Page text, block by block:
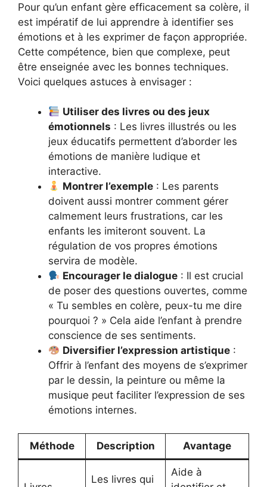
Pour qu’un enfant gère efficacement sa colère, il
est impératif de lui apprendre à identifier ses
émotions et à les exprimer de façon appropriée.
Cette compétence, bien que complexe, peut
être enseignée avec les bonnes techniques.
Voici quelques astuces à envisager :
Utiliser des livres ou des jeux
émotionnels : Les livres illustrés ou les
jeux éducatifs permettent d’aborder les
émotions de manière ludique et
interactive.
Montrer l’exemple : Les parents
doivent aussi montrer comment gérer
calmement leurs frustrations, car les
enfants les imiteront souvent. La
régulation de vos propres émotions
servira de modèle.
Encourager le dialogue : Il est crucial
de poser des questions ouvertes, comme
« Tu sembles en colère, peux-tu me dire
pourquoi ? » Cela aide l’enfant à prendre
conscience de ses sentiments.
Diversifier l’expression artistique :
Offrir à l’enfant des moyens de s’exprimer
par le dessin, la peinture ou même la
musique peut faciliter l’expression de ses
émotions internes.
Méthode Description Avantage
Les livres qui
Aide à